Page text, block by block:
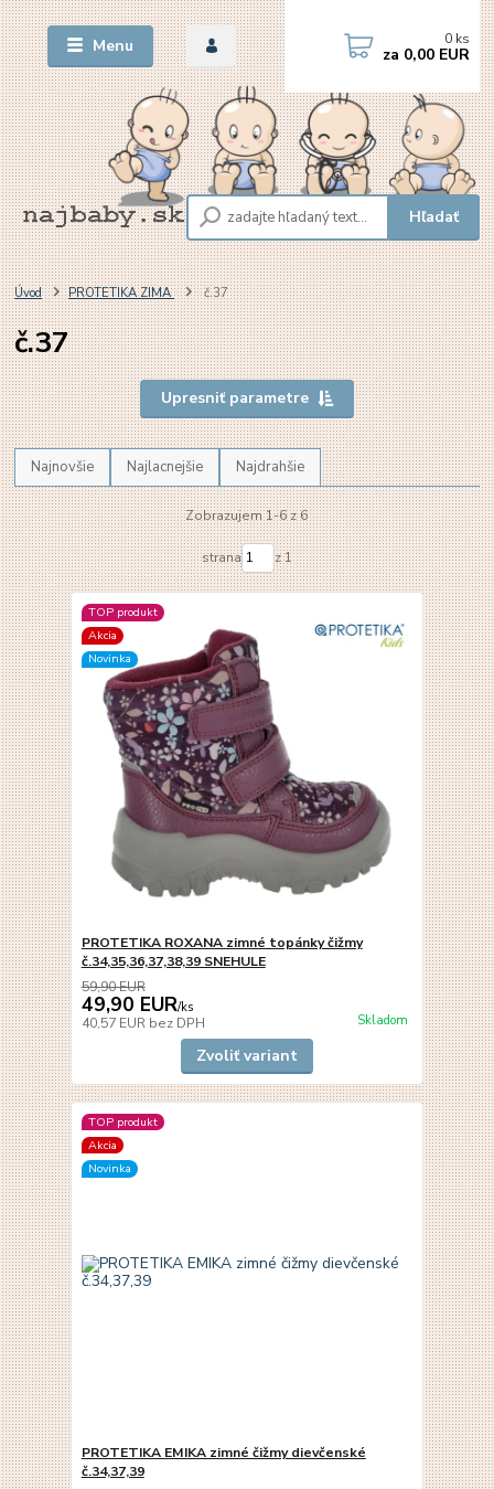
Menu
Hľadať
0 ks
za 0,00 EUR
Úvod PROTETIKA ZIMA č.37
č.37
Upresniť parametre
Najnovšie Najlacnejšie Najdrahšie
Zobrazujem 1-6 z 6
strana z 1
TOP produkt
Akcia
Novinka
PROTETIKA ROXANA zimné topánky čižmy
č.34,35,36,37,38,39 SNEHULE
59,90 EUR
49,90 EUR/ks
40,57 EUR bez DPH Skladom
Zvoliť variant
TOP produkt
Akcia
Novinka
PROTETIKA EMIKA zimné čižmy dievčenské
č.34,37,39